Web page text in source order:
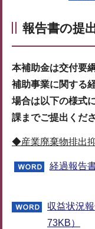
報告書の提
本補助金は交付要
補助事業に関する
場合は以下の様式
課までご提出くださ
◆産業廃棄物排出
経過報告
収益状況
73KB）